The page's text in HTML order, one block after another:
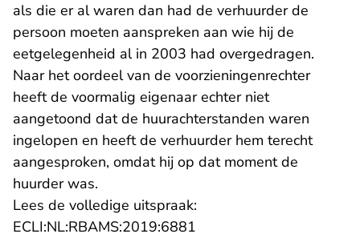
als die er al waren dan had de verhuurder de
persoon moeten aanspreken aan wie hij de
eetgelegenheid al in 2003 had overgedragen.
Naar het oordeel van de voorzieningenrechter
heeft de voormalig eigenaar echter niet
aangetoond dat de huurachterstanden waren
ingelopen en heeft de verhuurder hem terecht
aangesproken, omdat hij op dat moment de
huurder was.
Lees de volledige uitspraak:
ECLI:NL:RBAMS:2019:6881